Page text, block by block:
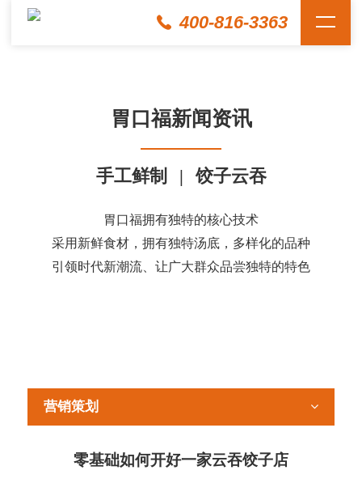
400-816-3363
胃口福新闻资讯
手工鲜制 | 饺子云吞
胃口福拥有独特的核心技术
采用新鲜食材，拥有独特汤底，多样化的品种
引领时代新潮流、让广大群众品尝独特的特色
营销策划
零基础如何开好一家云吞饺子店